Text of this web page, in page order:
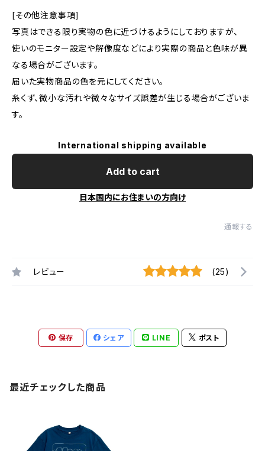
[その他注意事項]
写真はできる限り実物の色に近づけるようにしておりますが、
使いのモニター設定や解像度などにより実際の商品と色味が異
なる場合がございます。
届いた実物商品の色を元にしてください。
糸くず、微小な汚れや微々なサイズ誤差が生じる場合がございま
す。
International shipping available
Add to cart
日本国内にお住まいの方向け
通報する
レビュー (25)
保存 シェア LINE ポスト
最近チェックした商品